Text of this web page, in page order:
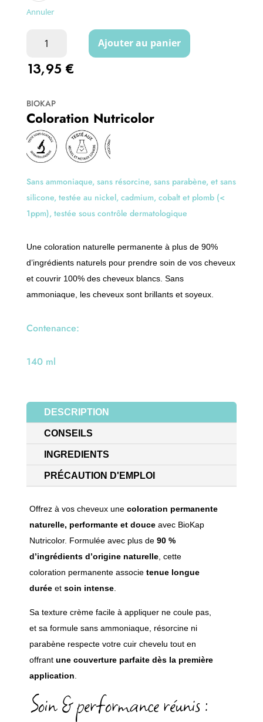
MASCARA
LÈVRES
FOND DE TEINT ET BB CRÈME
COLLECTION LONG LASTING
ANTI-CHUTE
COLORATION VÉGÉTALE & HENNÉ
PLASMA MARIN
COMPLÉMENT ALIMENTAIRE
SANTÉ DES CHEVEUX
SOIN COSMÉTIQUE
SANTÉ DE LA PROSTATE
Annuler
Coloration
Ajouter au panier
t
13,95€
BIOKAP
Coloration Nutricolor
Sans ammoniaque, sans résorcine, sans parabène, et sans
silicone, testée au nickel, cadmium, cobalt et plomb (<
1ppm), testée sous contrôle dermatologique
Une coloration naturelle permanente à plus de 90%
d’ingrédients naturels pour prendre soin de vos cheveux
et couvrir 100% des cheveux blancs. Sans
ammoniaque, les cheveux sont brillants et soyeux.
Contenance:
140 ml
DESCRIPTION
CONSEILS
INGREDIENTS
PRÉCAUTION D'EMPLOI
Offrez à vos cheveux une coloration permanente
naturelle, performante et douceavec BioKap
Nutricolor. Formulée avec plus de 90 %
d’ingrédients d’origine naturelle, cette
coloration permanente associe tenue longue
duréeet soin intense.
Sa texture crème facile à appliquer ne coule pas,
et sa formule sans ammoniaque, résorcine ni
parabène respecte votre cuir chevelu tout en
offrant une couverture parfaite dès la première
application
Soin & performance réunis :